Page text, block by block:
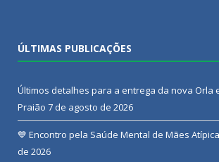
ÚLTIMAS PUBLICAÇÕES
Últimos detalhes para a entrega da nova Orla
Praião 7 de agosto de 2026
💙 Encontro pela Saúde Mental de Mães
de 2026